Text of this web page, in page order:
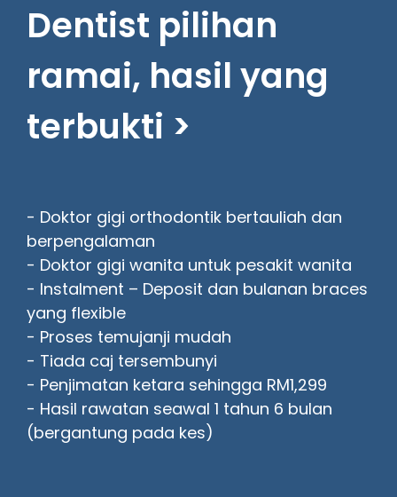
Dentist pilihan
ramai, hasil yang
terbukti >
- Doktor gigi orthodontik bertauliah dan
berpengalaman
- Doktor gigi wanita untuk pesakit wanita
- Instalment – Deposit dan bulanan braces
yang flexible
- Proses temujanji mudah
- Tiada caj tersembunyi
- Penjimatan ketara sehingga RM1,299
- Hasil rawatan seawal 1 tahun 6 bulan
(bergantung pada kes)